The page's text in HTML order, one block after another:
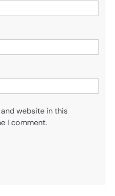
website in this
I comment.